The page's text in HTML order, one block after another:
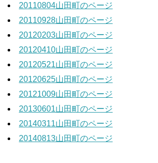
20110804山田町のページ
20110928山田町のページ
20120203山田町のページ
20120410山田町のページ
20120521山田町のページ
20120625山田町のページ
20121009山田町のページ
20130601山田町のページ
20140311山田町のページ
20140813山田町のページ